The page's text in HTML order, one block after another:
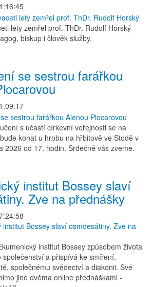
lety zemřel prof. ThDr. Rudolf Horský –
biskup i člověk služby.
se sestrou farářkou
s účastí církevní veřejnosti se na
konat u hrobu na hřbitově ve Stodě v
2026 od 17. hodin. Srdečně vás zveme.
institut Bossey slaví
Zve na přednášky
institut Bossey způsobem života
společenství a přispívá ke smíření,
společnému svědectví a diakonii. Své
jiné dvěma online přednáškami -